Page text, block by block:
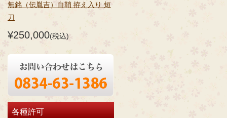
無銘（伝胤吉）白鞘 拵え入り 短
刀
¥250,000(税込)
各種許可